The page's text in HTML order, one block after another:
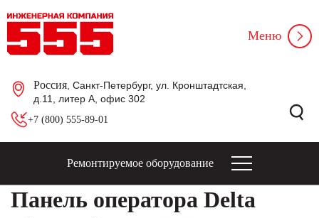
Россия , Санкт-Петербург, ул. Кронштадтская,
д.11, литер А, офис 302
+7 (800) 555-89-01
Меню
Ремонтируемое оборудование
Панель оператора Delta